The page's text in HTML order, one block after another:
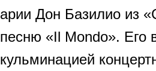
арии Дон Базилио из
песню «Il Mondo». Его
кульминацией